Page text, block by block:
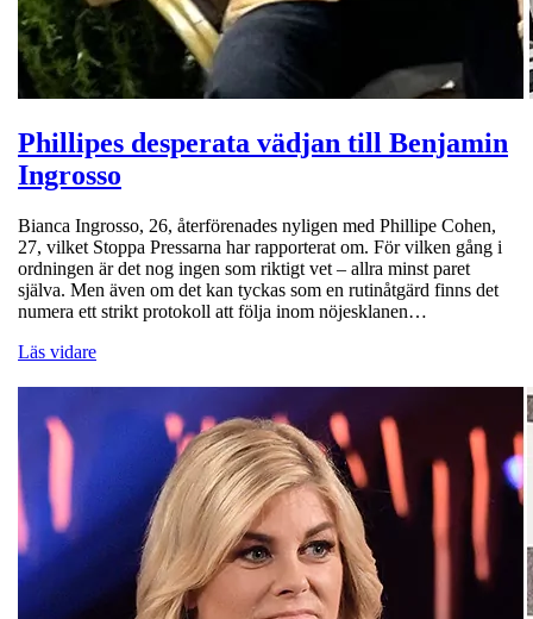
Phillipes desperata vädjan till Benjamin
Ingrosso
Bianca Ingrosso, 26, återförenades nyligen med Phillipe Cohen,
27, vilket Stoppa Pressarna har rapporterat om. För vilken gång i
ordningen är det nog ingen som riktigt vet – allra minst paret
själva. Men även om det kan tyckas som en rutinåtgärd finns det
numera ett strikt protokoll att följa inom nöjesklanen…
Läs vidare